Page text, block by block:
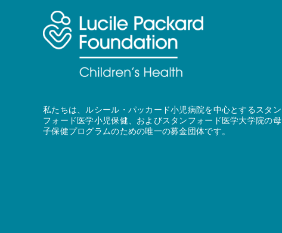
私たちは、ルシール・パッカード小児病院を中心とするスタン
フォード医学小児保健、およびスタンフォード医学大学院の母
子保健プログラムのための唯一の募金団体です。